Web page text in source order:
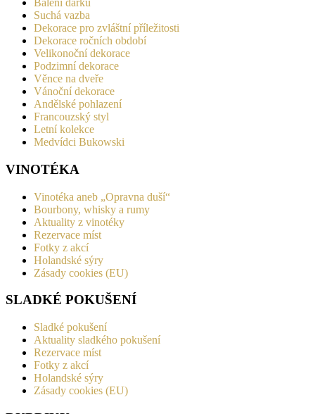
Balení dárků
Suchá vazba
Dekorace pro zvláštní příležitosti
Dekorace ročních období
Velikonoční dekorace
Podzimní dekorace
Věnce na dveře
Vánoční dekorace
Andělské pohlazení
Francouzský styl
Letní kolekce
Medvídci Bukowski
VINOTÉKA
Vinotéka aneb „Opravna duší“
Bourbony, whisky a rumy
Aktuality z vinotéky
Rezervace míst
Fotky z akcí
Holandské sýry
Zásady cookies (EU)
SLADKÉ POKUŠENÍ
Sladké pokušení
Aktuality sladkého pokušení
Rezervace míst
Fotky z akcí
Holandské sýry
Zásady cookies (EU)